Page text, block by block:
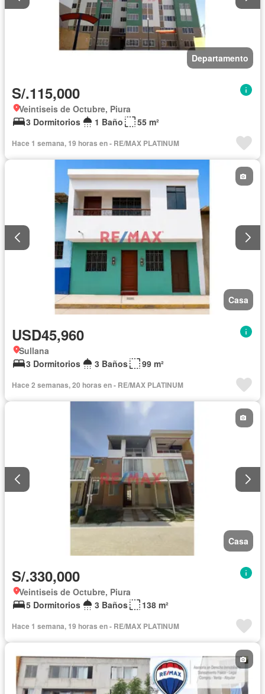
Departamento
S/.115,000
Veintiseis de Octubre, Piura
3 Dormitorios
1 Baño 55 m²
Hace 1 semana, 19 horas en - RE/MAX PLATINUM
Casa
USD45,960
Sullana
3 Dormitorios
3 Baños 99 m²
Hace 2 semanas, 20 horas en - RE/MAX PLATINUM
Casa
S/.330,000
Veintiseis de Octubre, Piura
5 Dormitorios
3 Baños 138 m²
Hace 1 semana, 19 horas en - RE/MAX PLATINUM